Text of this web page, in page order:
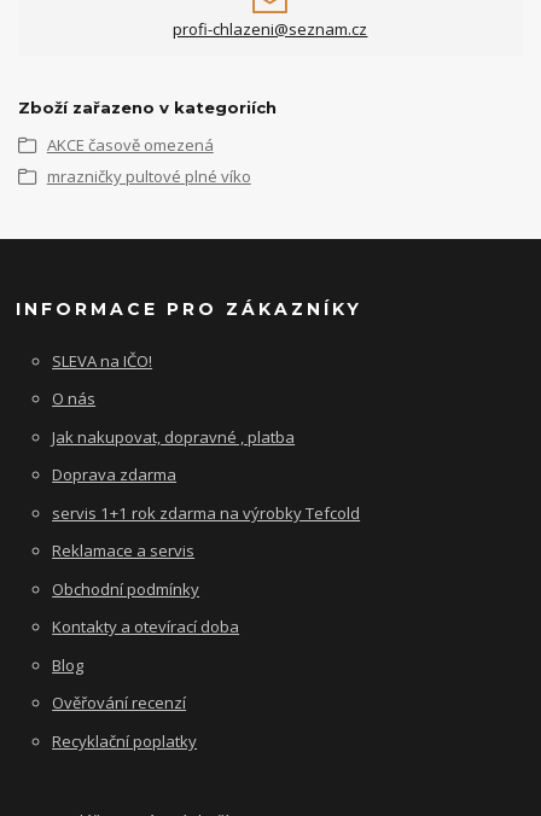
profi-chlazeni@seznam.cz
Zboží zařazeno v kategoriích
AKCE časově omezená
mrazničky pultové plné víko
INFORMACE PRO ZÁKAZNÍKY
SLEVA na IČO!
O nás
Jak nakupovat, dopravné , platba
Doprava zdarma
servis 1+1 rok zdarma na výrobky Tefcold
Reklamace a servis
Obchodní podmínky
Kontakty a otevírací doba
Blog
Ověřování recenzí
Recyklační poplatky